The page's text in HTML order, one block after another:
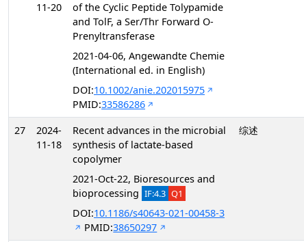
11-20
of the Cyclic Peptide Tolypamide
and TolF, a Ser/Thr Forward O-
Prenyltransferase
2021-04-06, Angewandte Chemie
(International ed. in English)
DOI:10.1002/anie.202015975
PMID:33586286
27
2024-
11-18
Recent advances in the microbial
synthesis of lactate-based
copolymer
2021-Oct-22, Bioresources and
bioprocessing IF:4.3 Q1
DOI:10.1186/s40643-021-00458-3
PMID:38650297
综述